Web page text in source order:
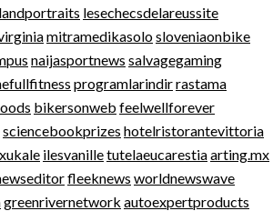
lesechecsdelareussite
mitramedikasolosloveniaonbike
naijasportnews salvagegaming
programlarindirrastama
bikersonweb feelwellforever
sciencebookprizes hotelristorantevittoria
ilesvanilletutelaeucarestiaarting.mx
fleeknews worldnewswave
greenrivernetwork autoexpertproducts